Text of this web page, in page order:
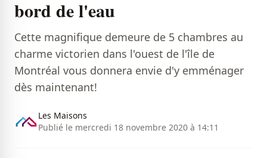
bord de l'eau
Cette magnifique demeure de 5 chambres au
charme victorien dans l'ouest de l'île de
Montréal vous donnera envie d'y emménager
dès maintenant!
Les Maisons
Publié le mercredi 18 novembre 2020 à 14:11